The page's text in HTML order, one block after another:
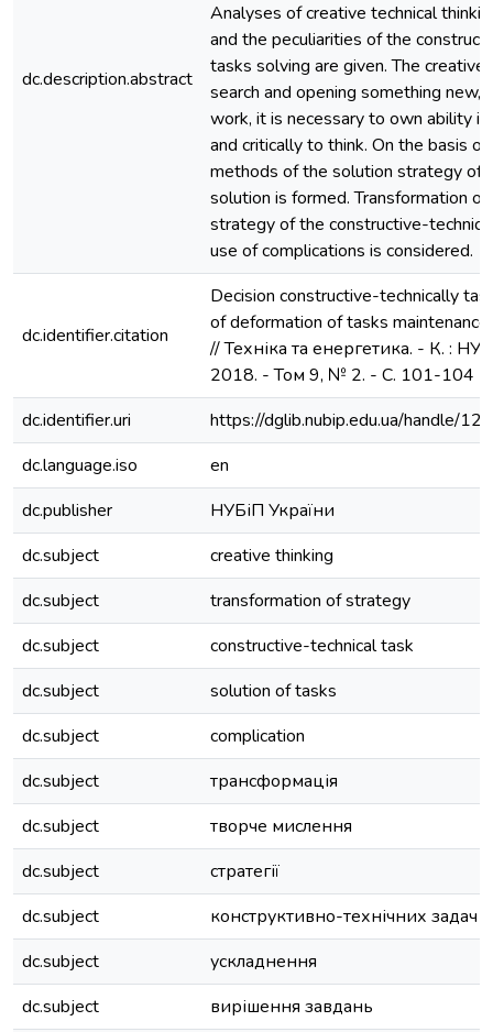
dc.description.abstract
Analyses of creative technical
and the peculiarities of the
tasks solving are given. The creative
search and opening something new,
work, it is necessary to own ability
and critically to think. On the basis
methods of the solution strategy of
solution is formed. Transformation
strategy of the constructive-
use of complications is considered.
dc.identifier.citation
Decision constructive-technically
of deformation of tasks maintenance
// Техніка та енергетика. - К. :
2018. - Том 9, № 2. - С. 101-104
dc.identifier.uri
https://dglib.nubip.edu.ua/handle/
dc.language.iso
en
dc.publisher
НУБіП України
dc.subject
creative thinking
dc.subject
transformation of strategy
dc.subject
constructive-technical task
dc.subject
solution of tasks
dc.subject
complication
dc.subject
трансформація
dc.subject
творче мислення
dc.subject
стратегії
dc.subject
конструктивно-технічних задач
dc.subject
ускладнення
dc.subject
вирішення завдань